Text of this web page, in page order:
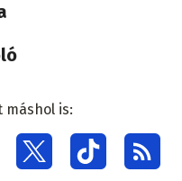
máshol is: